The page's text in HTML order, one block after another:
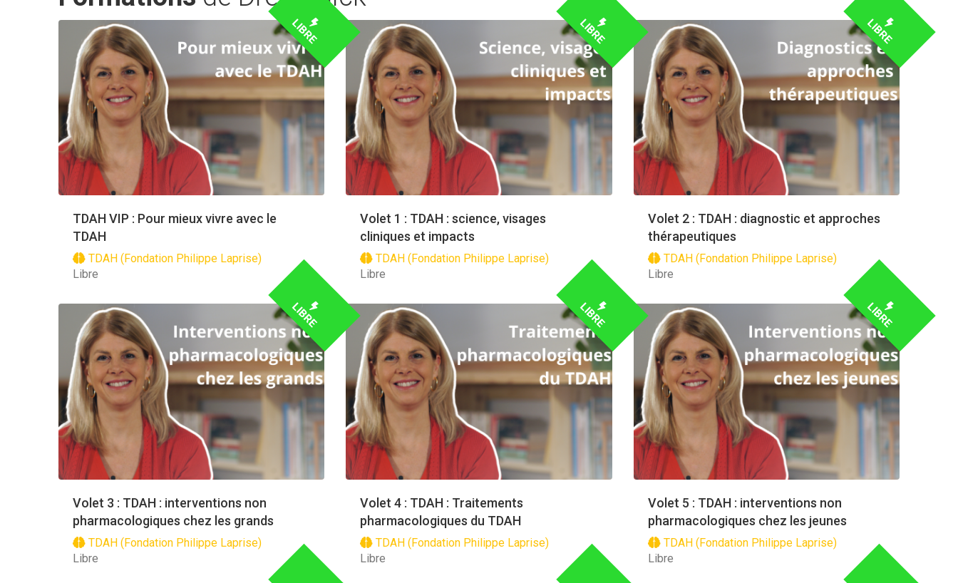
TDAH VIP : Pour mieux vivre avec le
TDAH
TDAH (Fondation Philippe Laprise)
LIBRE
Libre
Volet 1 : TDAH : science, visages
cliniques et impacts
TDAH (Fondation Philippe Laprise)
LIBRE
Libre
Volet 2 : TDAH : diagnostic et approches
thérapeutiques
TDAH (Fondation Philippe Laprise)
LIBRE
Libre
Volet 3 : TDAH : interventions non
pharmacologiques chez les grands
TDAH (Fondation Philippe Laprise)
LIBRE
Libre
Volet 4 : TDAH : Traitements
pharmacologiques du TDAH
TDAH (Fondation Philippe Laprise)
LIBRE
Libre
Volet 5 : TDAH : interventions non
pharmacologiques chez les jeunes
TDAH (Fondation Philippe Laprise)
LIBRE
Libre